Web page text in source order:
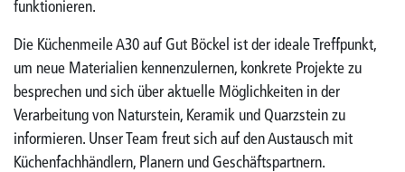
funktionieren.
Die Küchenmeile A30 auf Gut Böckel ist der ideale Treffpunkt,
um neue Materialien kennenzulernen, konkrete Projekte zu
besprechen und sich über aktuelle Möglichkeiten in der
Verarbeitung von Naturstein, Keramik und Quarzstein zu
informieren. Unser Team freut sich auf den Austausch mit
Küchenfachhändlern, Planern und Geschäftspartnern.